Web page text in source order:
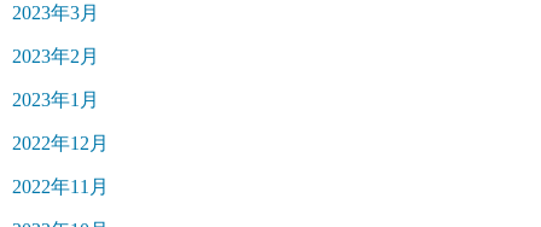
2023年3月
2023年2月
2023年1月
2022年12月
2022年11月